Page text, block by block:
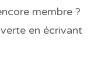
membre ?
en écrivant